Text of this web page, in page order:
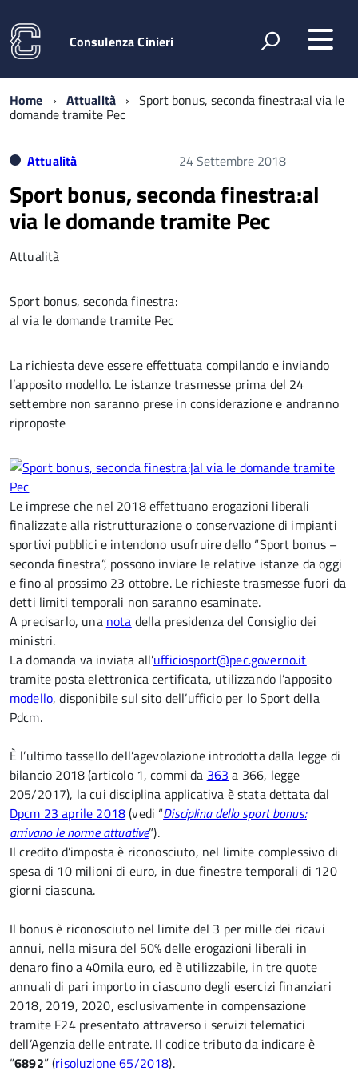
Consulenza Cinieri
Home Attualità Sport bonus, seconda finestra:al via le
domande tramite Pec
Attualità 24 Settembre 2018
Sport bonus, seconda finestra:al
via le domande tramite Pec
Attualità
Sport bonus, seconda finestra:
al via le domande tramite Pec
La richiesta deve essere effettuata compilando e inviando
l’apposito modello. Le istanze trasmesse prima del 24
settembre non saranno prese in considerazione e andranno
riproposte
Le imprese che nel 2018 effettuano erogazioni liberali
finalizzate alla ristrutturazione o conservazione di impianti
sportivi pubblici e intendono usufruire dello “Sport bonus –
seconda finestra”, possono inviare le relative istanze da oggi
e fino al prossimo 23 ottobre. Le richieste trasmesse fuori da
detti limiti temporali non saranno esaminate.
A precisarlo, una nota della presidenza del Consiglio dei
ministri.
La domanda va inviata all’ufficiosport@pec.governo.it
tramite posta elettronica certificata, utilizzando l’apposito
modello, disponibile sul sito dell’ufficio per lo Sport della
Pdcm.
È l’ultimo tassello dell’agevolazione introdotta dalla legge di
bilancio 2018 (articolo 1, commi da 363 a 366, legge
205/2017), la cui disciplina applicativa è stata dettata dal
Dpcm 23 aprile 2018(vedi “Disciplina dello sport bonus:
arrivano le norme attuative”).
Il credito d’imposta è riconosciuto, nel limite complessivo di
spesa di 10 milioni di euro, in due finestre temporali di 120
giorni ciascuna.
Il bonus è riconosciuto nel limite del 3 per mille dei ricavi
annui, nella misura del 50% delle erogazioni liberali in
denaro fino a 40mila euro, ed è utilizzabile, in tre quote
annuali di pari importo in ciascuno degli esercizi finanziari
2018, 2019, 2020, esclusivamente in compensazione
tramite F24 presentato attraverso i servizi telematici
dell’Agenzia delle entrate. Il codice tributo da indicare è
“6892” (risoluzione 65/2018).